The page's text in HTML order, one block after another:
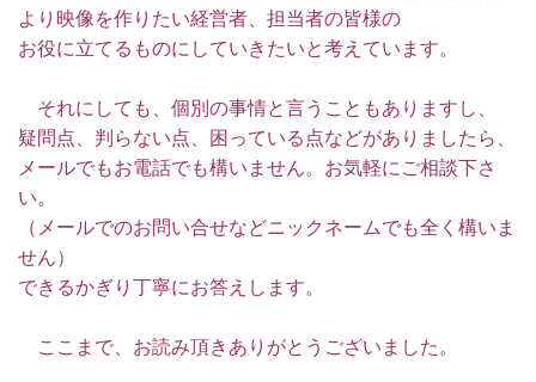
より映像を作りたい経営者、担当者の皆様の
お役に立てるものにしていきたいと考えています。
それにしても、個別の事情と言うこともありますし、
疑問点、判らない点、困っている点などがありましたら、
メールでもお電話でも構いません。お気軽にご相談下さ
い。
（メールでのお問い合せなどニックネームでも全く構いま
せん）
できるかぎり丁寧にお答えします。
ここまで、お読み頂きありがとうございました。